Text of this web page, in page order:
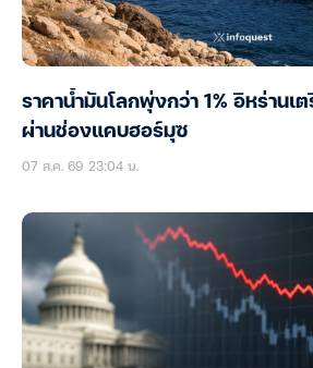
ราคาน้ำมันโลกพุ่งกว่า 1% อิหร่านเ
ผ่านช่องแคบฮอร์มุซ
07 ส.ค. 69 23:04 น.